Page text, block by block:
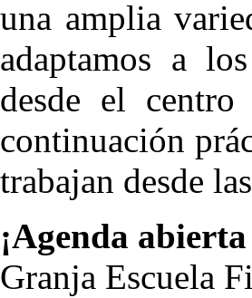
una amplia
adaptamos a los
desde el
continuación
trabajan desde
¡Agenda
Granja Escuela